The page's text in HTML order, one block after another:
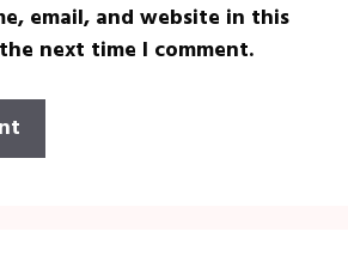
email, and website in this
next time I comment.